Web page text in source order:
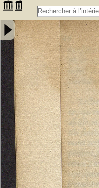
Annotatiunculae Sebastiani
errata recentiorum
collecta. Apologetica epistola
Bernardo Unger Germano
(15..-15..). Auteur